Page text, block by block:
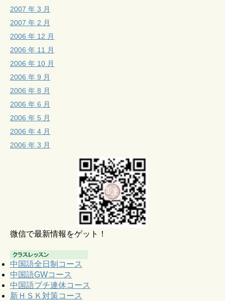
2007 年 3 月
2007 年 2 月
2006 年 12 月
2006 年 11 月
2006 年 10 月
2006 年 9 月
2006 年 8 月
2006 年 6 月
2006 年 5 月
2006 年 4 月
2006 年 3 月
微信で最新情報をゲット！
中国語全日制コース
中国語GWコース
中国語プチ連休コース
新ＨＳＫ対策コース